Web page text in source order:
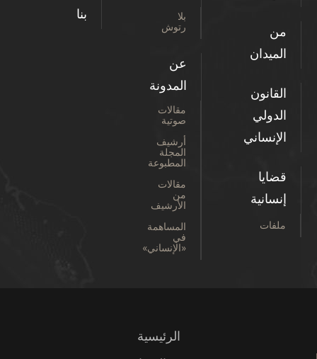
من
الميدان
القانون
الدولي
الإنساني
قضايا
إنسانية
ملفات
بلا
رتوش
عن
المدونة
مقالات
صوتية
أرشيف
المجلة
المطبوعة
مقالات
من
الأرشيف
المساهمة
في
«الإنساني»
بنا
الرئيسية